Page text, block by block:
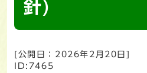
針)
[公開日： 2026年2月20日 ]
ID:7465